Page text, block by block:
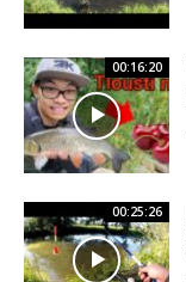
00:16:20
00:25:26